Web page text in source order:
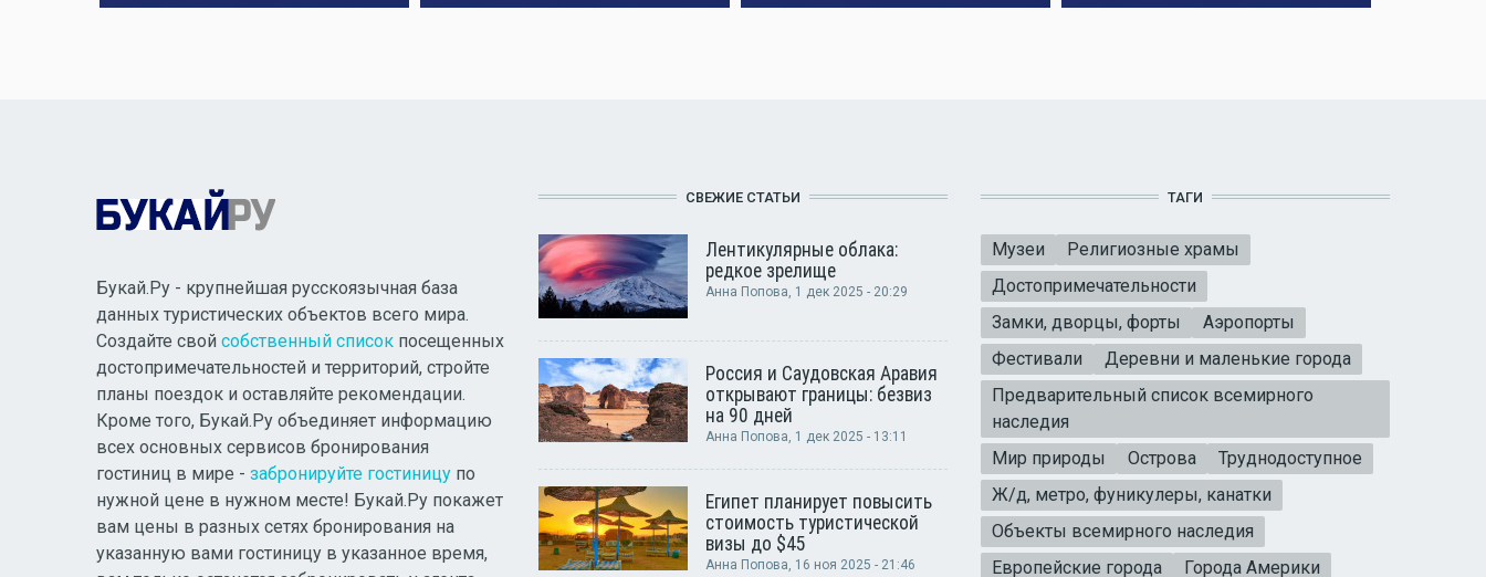
Букай.Ру - крупнейшая русскоязычная база
данных туристических объектов всего мира.
Создайте свой собственный список посещенных
достопримечательностей и территорий, стройте
планы поездок и оставляйте рекомендации.
Кроме того, Букай.Ру объединяет информацию
всех основных сервисов бронирования
гостиниц в мире - забронируйте гостиницу по
нужной цене в нужном месте! Букай.Ру покажет
вам цены в разных сетях бронирования на
указанную вами гостиницу в указанное время,
СВЕЖИЕ СТАТЬИ
Лентикулярные облака:
редкое зрелище
Анна Попова , 1 дек 2025 - 20:29
Россия и Саудовская Аравия
открывают границы: безвиз
на 90 дней
Анна Попова , 1 дек 2025 - 13:11
Египет планирует повысить
стоимость туристической
визы до $45
Анна Попова , 16 ноя 2025 - 21:46
ТАГИ
Музеи
Религиозные храмы
Достопримечательности
Замки, дворцы, форты
Аэропорты
Фестивали
Деревни и маленькие города
Предварительный список всемирного
наследия
Мир природы
Острова
Труднодоступное
Ж/д, метро, фуникулеры, канатки
Объекты всемирного наследия
Европейские города
Города Америки